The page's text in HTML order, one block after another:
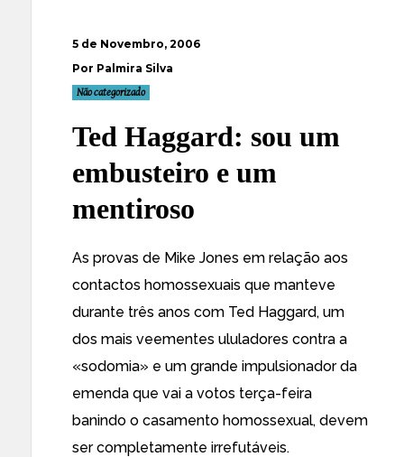
5 de Novembro, 2006
Por Palmira Silva
Não categorizado
Ted Haggard: sou um
embusteiro e um
mentiroso
As provas de Mike Jones em relação aos
contactos homossexuais que manteve
durante três anos com Ted Haggard, um
dos mais veementes ululadores contra a
«sodomia» e um grande impulsionador da
emenda que vai a votos terça-feira
banindo o casamento homossexual, devem
ser completamente irrefutáveis.